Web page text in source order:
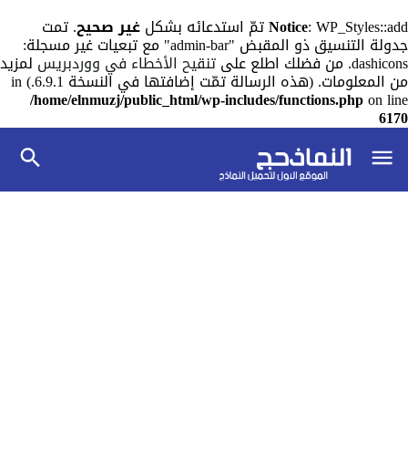
Notice: WP_Styles::add تمّ استدعائه بشكل غير صحيح. تمت
جدولة التنسيق ذو المقبض "admin-bar" مع تبعيات غير مسجلة:
dashicons. من فضلك اطلع على تنقيح الأخطاء في ووردبريس لمزيد
من المعلومات. (هذه الرسالة تمّت إضافتها في النسخة 6.9.1.) in
/home/elnmuzj/public_html/wp-includes/functions.phpon line
6170